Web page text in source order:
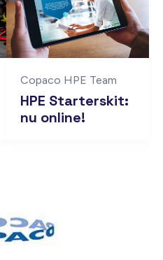
Copaco HPE Team
HPE Starterskit:
nu online!